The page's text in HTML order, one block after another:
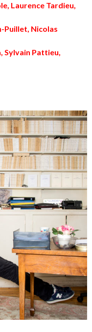
Laurence Tardieu,
Puillet, Nicolas
Sylvain Pattieu,